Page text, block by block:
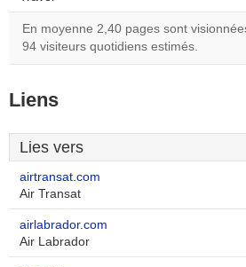
En moyenne 2,40 pages sont
94 visiteurs quotidiens estimés.
Liens
Lies vers
airtransat.com
Air Transat
airlabrador.com
Air Labrador